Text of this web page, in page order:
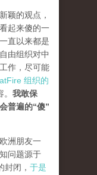
颖的观点，
起来傻的一
直以来都是
由组织对中
作，尽可能
组织的
我敢保
普遍的“傻”
洲朋友一
问题源于
闭， 于是